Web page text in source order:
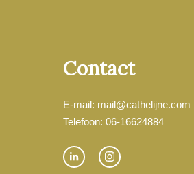
Contact
E-mail: mail@cathelijne.com
Telefoon: 06-16624884